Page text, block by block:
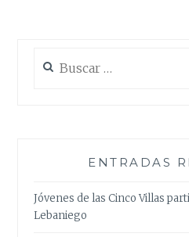
ENTRADAS
Jóvenes de las Cinco Villas
Lebaniego